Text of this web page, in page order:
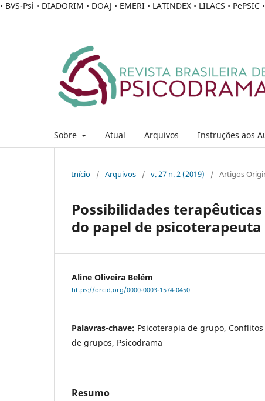
• BVS-Psi • DIADORIM • DOAJ • EMERI • LATINDEX • LILACS • PePSIC
Sobre Atual Arquivos Instruções aos
Início / Arquivos / v. 27 n. 2 (2019) / Artigos
Possibilidades
do papel de
Aline Oliveira Belém
https://orcid.org/0000-0003-1574-0450
Palavras-chave: Psicoterapia de grupo,
de grupos, Psicodrama
Resumo